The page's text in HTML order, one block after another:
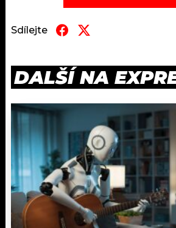
Sdílejte
DALŠÍ NA